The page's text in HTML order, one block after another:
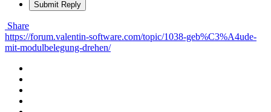
Submit Reply
Share
https://forum.valentin-software.com/topic/1038-geb%C3%A4ude-
mit-modulbelegung-drehen/